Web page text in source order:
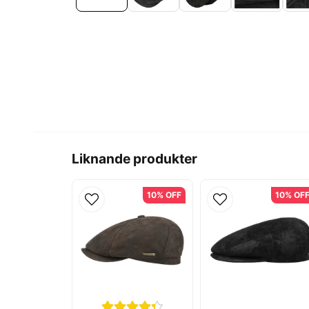
Liknande produkter
10% OFF 10% OFF